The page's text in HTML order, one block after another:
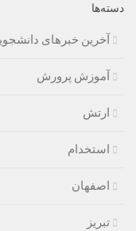
دسته‌ها
آخرین خبرهای
آموزش پرورش
ارتش
استخدام
اصفهان
تبریز